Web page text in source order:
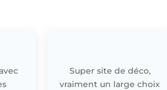
Super site de déco,
vraiment un large choix